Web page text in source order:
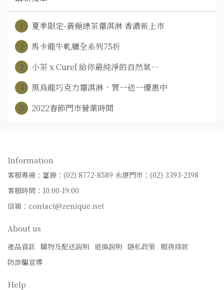
1
夏季限定-黃梔綠茶霜淇淋 香濃新上市
2
馬卡龍牛軋糖全系列75折
3
小茶 x Curel 給你最純淨的自然氣⋯
4
黑烏龍巧克力霜淇淋，買一送一優惠中
5
2022春節門市營業時間
Information
客服專線：富錦：(02) 8772-8589 永康門市：(02) 3393-2198
客服時間：10:00-19:00
信箱：contact@zenique.net
About us
產品資訊 購物及配送說明 退換說明 隱私政策 服務條款
防詐騙宣導
Help